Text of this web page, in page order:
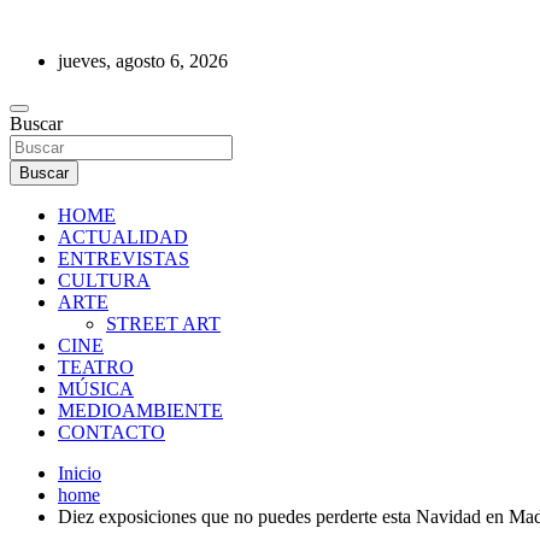
contenidojueves, agosto 6, 2026
REVISTA DE PRENSA
Buscar
Buscar
HOME
ACTUALIDAD
ENTREVISTAS
CULTURA
ARTE
STREET ART
CINE
TEATRO
MÚSICA
MEDIOAMBIENTE
CONTACTO
Inicio
home
Diez exposiciones que no puedes perderte esta Navidad en